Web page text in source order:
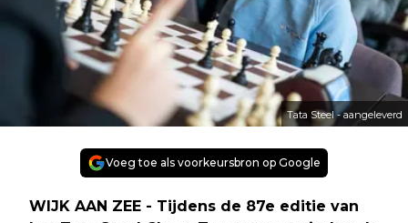
Tata Steel - aangeleverd
Voeg toe als voorkeursbron op Google
WIJK AAN ZEE - Tijdens de 87e editie van